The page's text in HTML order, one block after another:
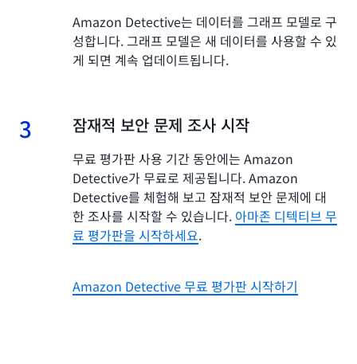
Amazon Detective는 데이터를 그래프 모델로 구
성합니다. 그래프 모델은 새 데이터를 사용할 수 있
게 되면 계속 업데이트됩니다.
3 3.
잠재적 보안 문제 조사 시작
무료 평가판 사용 기간 동안에는 Amazon
Detective가 무료로 제공됩니다. Amazon
Detective를 체험해 보고 잠재적 보안 문제에 대
한 조사를 시작할 수 있습니다. 아마존 디텍티브 무
료 평가판을 시작하세요.
Amazon Detective 무료 평가판 시작하기